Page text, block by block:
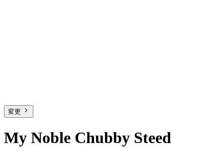
変更
My Noble Chubby Steed